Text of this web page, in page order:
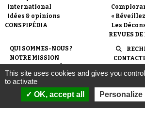
International
Idées & opinions
CONSPIPÉDIA
«
Les
REVUES DE
QUI SOMMES-NOUS ?
NOTRE MISSION
NOS PARTENAIRES
MENTIONS LÉGALES
POLITIQUE DE
CONFIDENTIALITÉ
This site uses cookies and gives you
to activate
OK, accept all
Personalize